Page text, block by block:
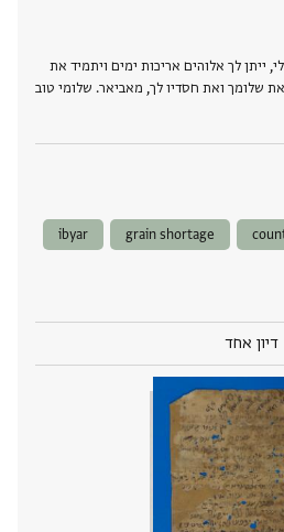
ייתן לך אלוהים אריכות ימים ויתמיד את
שלומך ואת חסדיו לך, מאביאר. שלומי טוב
grain shortage
ibyar
דיון אחד